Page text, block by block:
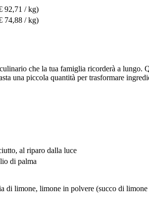
92,71 / kg)
74,88 / kg)
che la tua famiglia ricorderà a lungo.
una piccola quantità per trasformare
al riparo dalla luce
di palma
di limone, limone in polvere (succo di